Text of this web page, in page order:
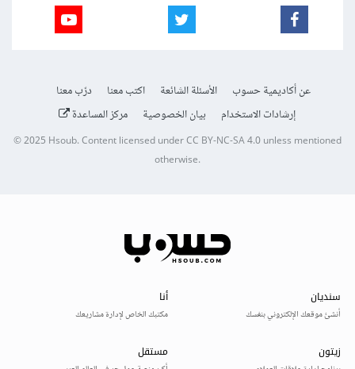
عن أكاديمية حسوب الأسئلة الشائعة اكتب معنا
درّب معنا
إرشادات الاستخدام
بيان الخصوصية مركز المساعدة
© 2025Hsoub.Content licensed underCC BY-NC-SA 4.0unless mentioned
otherwise.